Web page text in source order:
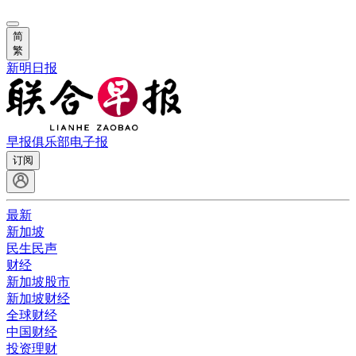
简
繁
新明日报
早报俱乐部电子报
订阅
最新
新加坡
民生民声
财经
新加坡股市
新加坡财经
全球财经
中国财经
投资理财